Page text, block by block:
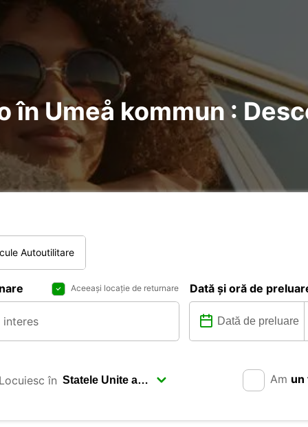
în Umeå kommun :
Autoutilitare
Aceeași locație de returnare Dată și oră de
Locuiesc în Am un